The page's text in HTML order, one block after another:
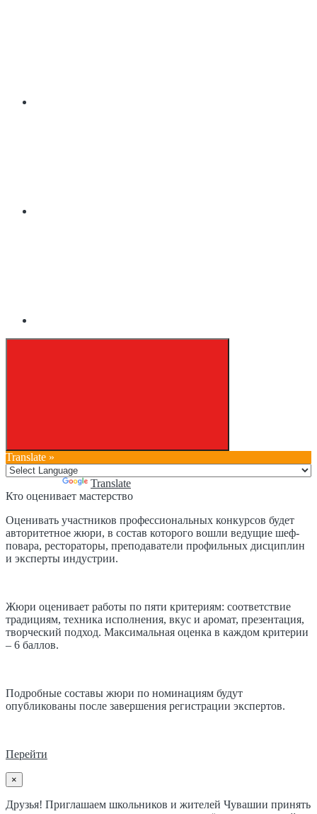
Translate »
Translate
Кто оценивает мастерство
Оценивать участников профессиональных конкурсов будет
авторитетное жюри, в состав которого вошли ведущие шеф-
повара, рестораторы, преподаватели профильных дисциплин
и эксперты индустрии.
Жюри оценивает работы по пяти критериям: соответствие
традициям, техника исполнения, вкус и аромат, презентация,
творческий подход. Максимальная оценка в каждом критерии
– 6 баллов.
Подробные составы жюри по номинациям будут
опубликованы после завершения регистрации экспертов.
Перейти
×
Друзья! Приглашаем школьников и жителей Чувашии принять